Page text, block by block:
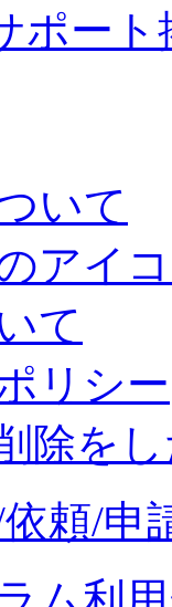
ポート
いて
アイ
て
リシー
除を
頼/申